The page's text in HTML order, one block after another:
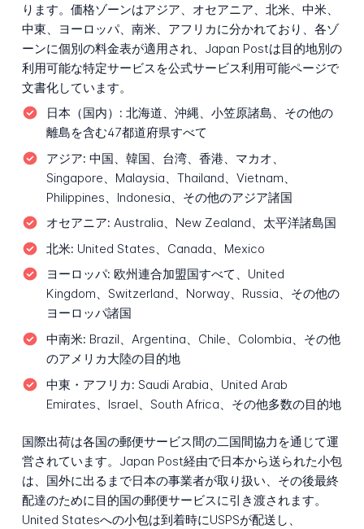
ります。価格ゾーンはアジア、オセアニア、北米、中米、
中東、ヨーロッパ、南米、アフリカに分かれており、各ゾ
ーンに個別の料金表が適用され、Japan Postは目的地別の
利用可能な特定サービスを公式サービス利用可能ページで
文書化しています。
日本（国内）: 北海道、沖縄、小笠原諸島、その他の
離島を含む47都道府県すべて
アジア: 中国、韓国、台湾、香港、マカオ、
Singapore、Malaysia、Thailand、Vietnam、
Philippines、Indonesia、その他のアジア諸国
オセアニア: Australia、New Zealand、太平洋諸島国
北米: United States、Canada、Mexico
ヨーロッパ: 欧州連合加盟国すべて、United
Kingdom、Switzerland、Norway、Russia、その他の
ヨーロッパ諸国
中南米: Brazil、Argentina、Chile、Colombia、その他
のアメリカ大陸の目的地
中東・アフリカ: Saudi Arabia、United Arab
Emirates、Israel、South Africa、その他多数の目的地
国際出荷は各国の郵便サービス間の二国間協力を通じて運
営されています。Japan Post経由で日本から送られた小包
は、国外に出るまで日本の事業者が取り扱い、その後最終
配達のために目的国の郵便サービスに引き渡されます。
United Statesへの小包は到着時にUSPSが配送し、